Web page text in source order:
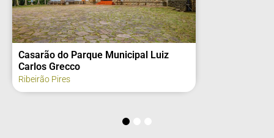
Antiga Estação de Trem Companhia